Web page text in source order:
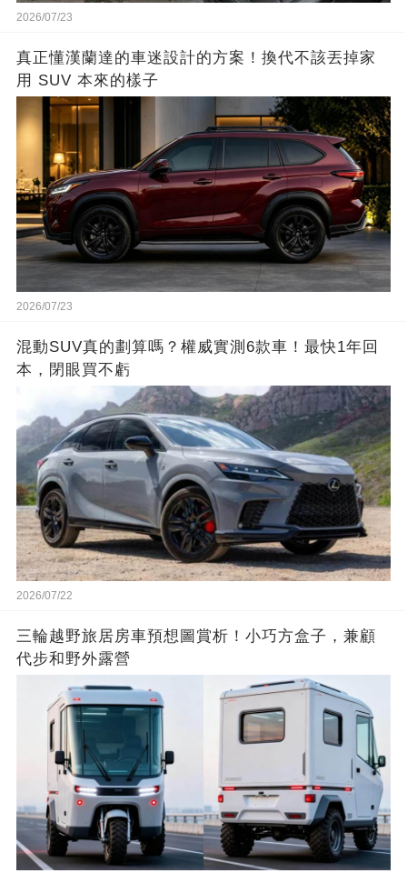
2026/07/23
真正懂漢蘭達的車迷設計的方案！換代不該丟掉家
用 SUV 本來的樣子
2026/07/23
混動SUV真的劃算嗎？權威實測6款車！最快1年回
本，閉眼買不虧
2026/07/22
三輪越野旅居房車預想圖賞析！小巧方盒子，兼顧
代步和野外露營